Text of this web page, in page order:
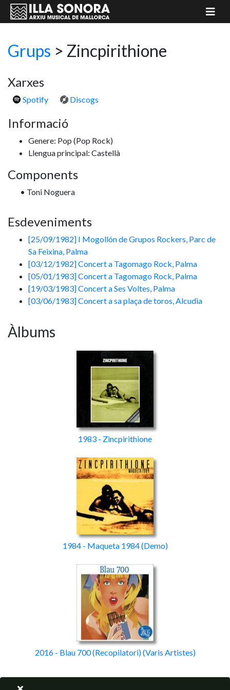
Grups > Zincpirithione
Xarxes
Spotify Discogs
Informació
Genere: Pop (Pop Rock)
Llengua principal: Castellà
Components
• Toni Noguera
Esdeveniments
[25/09/1982] I Mogollón de Grupos Rockers, Parc de
Sa Feixina, Palma
[03/12/1982] Concert a Tagomago Rock, Palma
[05/01/1983] Concert a Tagomago Rock, Palma
[19/03/1983] Concert a Ses Voltes, Palma
[03/06/1983] Concert a sa plaça de toros, Alcudia
Àlbums
1983 - Zincpirithione
1984 - Maqueta 1984(Demo)
2016 - Blau 700(Recopilatori)(Varis Artistes)